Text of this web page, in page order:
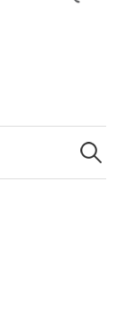
Suchen
nach: